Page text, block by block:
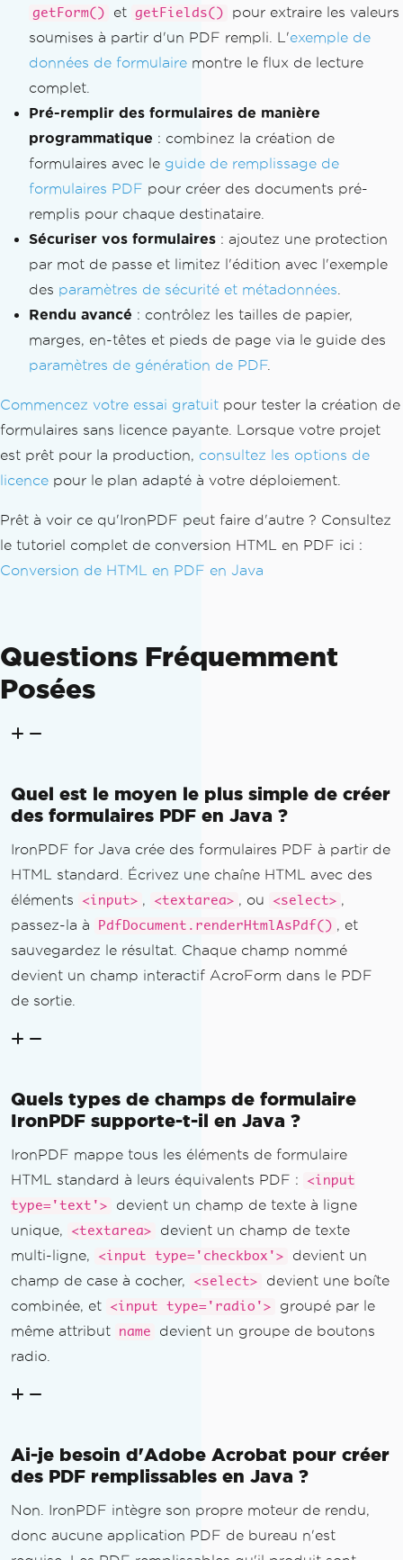
getForm() et getFields()
pour extraire les valeurs
soumises à partir d'un PDF rempli. L'exemple de
données de formulaire montre le flux de lecture
complet.
Pré-remplir des formulaires de manière
programmatique : combinez la création de
formulaires avec le guide de remplissage de
formulaires PDF pour créer des documents pré-
remplis pour chaque destinataire.
Sécuriser vos formulaires : ajoutez une protection
par mot de passe et limitez l'édition avec l'exemple
des paramètres de sécurité et métadonnées
Rendu avancé : contrôlez les tailles de papier,
marges, en-têtes et pieds de page via le guide des
paramètres de génération de PDF.
Commencez votre essai gratuit pour tester la création de
formulaires sans licence payante. Lorsque votre projet
est prêt pour la production, consultez les options de
licence pour le plan adapté à votre déploiement.
Prêt à voir ce qu'IronPDF peut faire d'autre ? Consultez
le tutoriel complet de conversion HTML en PDF ici :
Conversion de HTML en PDF en Java
Questions Fréquemment
Posées
Quel est le moyen le plus simple de créer
des formulaires PDF en Java ?
IronPDF for Java crée des formulaires PDF à partir de
HTML standard. Écrivez une chaîne HTML avec des
éléments
<input> , <textarea> , ou <select> ,
passez-la à
PdfDocument.renderHtmlAsPdf() , et
sauvegardez le résultat. Chaque champ nommé
devient un champ interactif AcroForm dans le PDF
de sortie.
Quels types de champs de formulaire
IronPDF supporte-t-il en Java ?
IronPDF mappe tous les éléments de formulaire
HTML standard à leurs équivalents PDF :
<input
type='text'>
devient un champ de texte à ligne
unique,
<textarea>
devient un champ de texte
multi-ligne,
<input type='checkbox'>
devient un
champ de case à cocher,
<select>
devient une boîte
combinée, et <input type='radio'>
groupé par le
même attribut
name
devient un groupe de boutons
radio.
Ai-je besoin d'Adobe Acrobat pour créer
des PDF remplissables en Java ?
Non. IronPDF intègre son propre moteur de rendu,
donc aucune application PDF de bureau n'est